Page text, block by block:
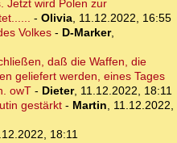
Jetzt wird Polen zur
- Olivia, 11.12.2022, 16:55
Volkes- D-Marker,
daß die Waffen, die
geliefert werden, eines Tages
owT - Dieter, 11.12.2022, 18:11
gestärkt- Martin, 11.12.2022,
18:11